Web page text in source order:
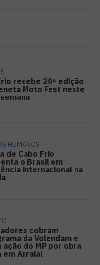
recebe 20ª edição
Moto Fest neste
HUMANOS
de Cabo Frio
o Brasil em
internacional na
cobram
da Volendam e
ação do MP por obra
em Arraial